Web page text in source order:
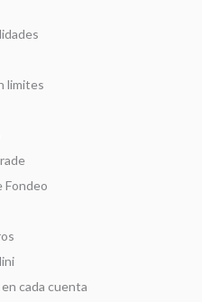
limites
Fondeo
cada cuenta